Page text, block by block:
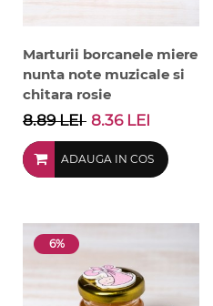
Marturii borcanele miere
nunta note muzicale si
chitara rosie
8.89 LEI 8.36 LEI
ADAUGA IN COS
6%